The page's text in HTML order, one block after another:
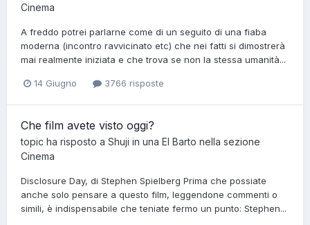
Cinema
A freddo potrei parlarne come di un seguito di una fiaba
moderna (incontro ravvicinato etc) che nei fatti si dimostrerà
mai realmente iniziata e che trova se non la stessa umanità...
14 Giugno 3766 risposte
Che film avete visto oggi?
topic ha risposto a Shuji in una El Barto nella sezione
Cinema
Disclosure Day, di Stephen Spielberg Prima che possiate
anche solo pensare a questo film, leggendone commenti o
simili, è indispensabile che teniate fermo un punto: Stephen...